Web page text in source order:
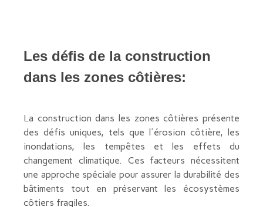
Les défis de la construction
dans les zones côtières:
La construction dans les zones côtières présente
des défis uniques, tels que l'érosion côtière, les
inondations, les tempêtes et les effets du
changement climatique. Ces facteurs nécessitent
une approche spéciale pour assurer la durabilité des
bâtiments tout en préservant les écosystèmes
côtiers fragiles.